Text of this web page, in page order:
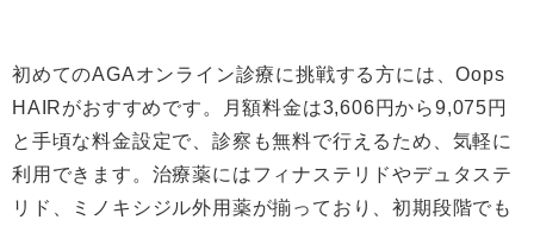
初めてのAGAオンライン診療に挑戦する方には、Oops
HAIRがおすすめです。月額料金は3,606円から9,075円
と手頃な料金設定で、診察も無料で行えるため、気軽に
利用できます。治療薬にはフィナステリドやデュタステ
リド、ミノキシジル外用薬が揃っており、初期段階でも